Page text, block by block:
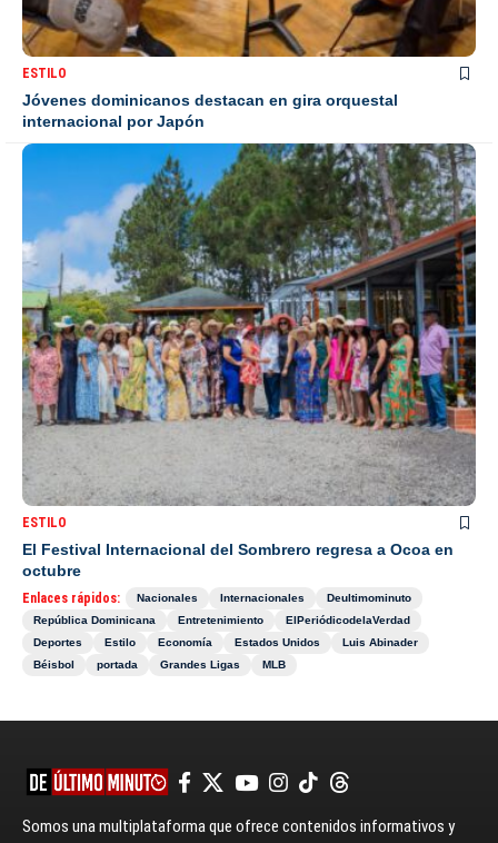
ESTILO
Jóvenes dominicanos destacan en gira orquestal
internacional por Japón
ESTILO
El Festival Internacional del Sombrero regresa a Ocoa en
octubre
Enlaces rápidos: Nacionales Internacionales
Deultimominuto
República Dominicana
Entretenimiento
ElPeriódicodelaVerdad
Deportes
Estilo Economía Estados Unidos
Luis Abinader
Béisbol
portada Grandes Ligas MLB
Somos una multiplataforma que ofrece contenidos informativos y